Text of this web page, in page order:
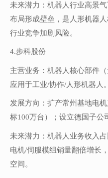
未来潜力：机器人行业高景
布局形成壁垒，是人形机器
行业竞争加剧风险。
4.步科股份
主营业务：机器人核心部件
应用于工业/协作/人形机器人。
发展方向：扩产常州基地电
标100万台）；设立德国子公
未来潜力：机器人业务收入
电机/伺服模组销量翻倍增长
空间。